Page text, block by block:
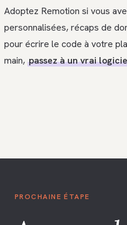
Adoptez Remotion si vous
personnalisées, récaps de
pour écrire le code à votre
main, passez à un vrai
PROCHAINE ÉTAPE